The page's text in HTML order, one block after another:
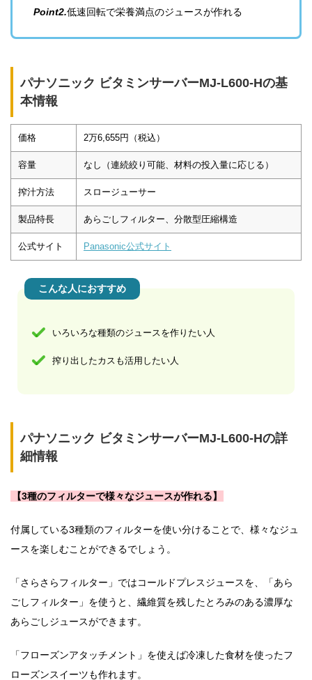
Point2.低速回転で栄養満点のジュースが作れる
パナソニック ビタミンサーバーMJ-L600-Hの基
本情報
価格 2万6,655円（税込）
容量 なし（連続絞り可能、材料の投入量に応じる）
搾汁方法 スロージューサー
製品特長 あらごしフィルター、分散型圧縮構造
公式サイト Panasonic公式サイト
こんな人におすすめ
いろいろな種類のジュースを作りたい人
搾り出したカスも活用したい人
パナソニック ビタミンサーバーMJ-L600-Hの詳
細情報
【3種のフィルターで様々なジュースが作れる】
付属している3種類のフィルターを使い分けることで、様々なジュ
ースを楽しむことができるでしょう。
「さらさらフィルター」ではコールドプレスジュースを、「あら
ごしフィルター」を使うと、繊維質を残したとろみのある濃厚な
あらごしジュースができます。
「フローズンアタッチメント」を使えば冷凍した食材を使ったフ
ローズンスイーツも作れます。